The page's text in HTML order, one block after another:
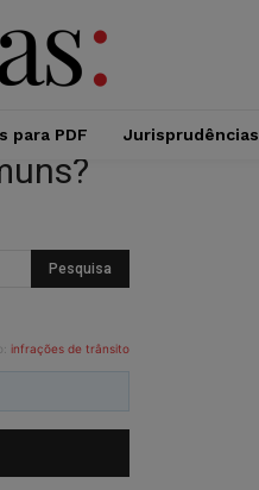
para PDF Jurisprudências
infrações de trânsito